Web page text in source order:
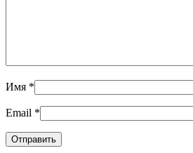
Имя *
Email *